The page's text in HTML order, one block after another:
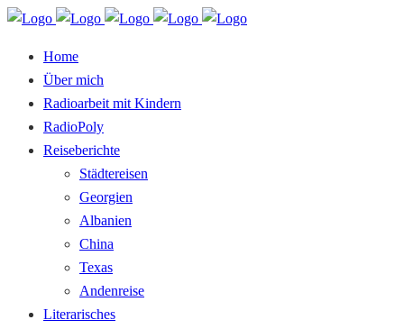
Home
Über mich
Radioarbeit mit Kindern
RadioPoly
Reiseberichte
Städtereisen
Georgien
Albanien
China
Texas
Andenreise
Literarisches